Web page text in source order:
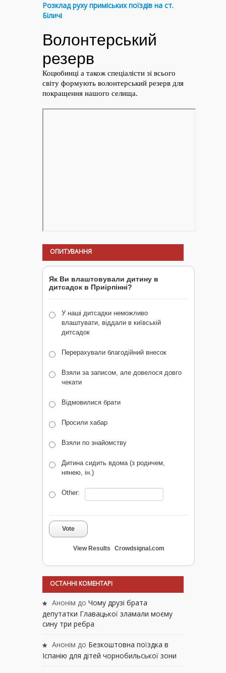
Розклад руху приміських поїздів на ст.
Біличі
ОПИТУВАННЯ
Як Ви влаштовували дитину в
дитсадок в Приірпінні?
У наші дитсадки неможливо
влаштувати, віддали в київській
дитсадок
Перерахували благодійний внесок
Взяли за записом, але довелося довго
чекати
Відмовилися брати
Просили хабар
Взяли по знайомству
Дитина сидить вдома (з родичем,
нянею, ін.)
Other:
Vote
View Results Crowdsignal.com
ОСТАННІ КОМЕНТАРІ
Анонім до Чому друзі брата
депутатки Главацької зламали моєму
сину три ребра
Анонім до Безкоштовна поїздка в
Іспанію для дітей чорнобильської зони